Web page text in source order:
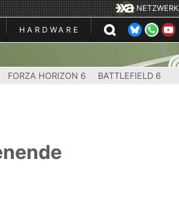
NETZWERK
HARDWARE
FORZA HORIZON 6 BATTLEFIELD 6